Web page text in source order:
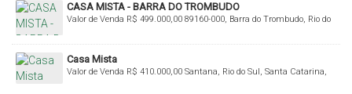
CASA MISTA - BARRA DO TROMBUDO
R$ 499.000,00
Valor de Venda
89160-000, Barra do Trombudo, Rio do
Casa Mista
R$ 410.000,00
Valor de Venda
Santana, Rio do Sul, Santa Catarina,